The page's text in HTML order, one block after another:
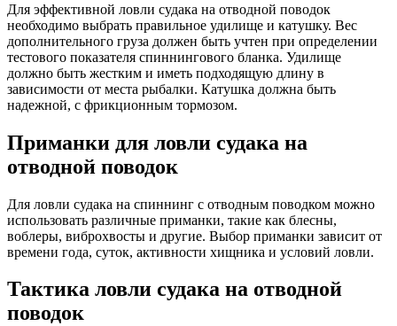
Для эффективной ловли судака на отводной поводок
необходимо выбрать правильное удилище и катушку. Вес
дополнительного груза должен быть учтен при определении
тестового показателя спиннингового бланка. Удилище
должно быть жестким и иметь подходящую длину в
зависимости от места рыбалки. Катушка должна быть
надежной, с фрикционным тормозом.
Приманки для ловли судака на
отводной поводок
Для ловли судака на спиннинг с отводным поводком можно
использовать различные приманки, такие как блесны,
воблеры, виброхвосты и другие. Выбор приманки зависит от
времени года, суток, активности хищника и условий ловли.
Тактика ловли судака на отводной
поводок